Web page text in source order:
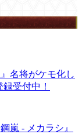
名将がケモ化し
受付中！
嵐 - メカラシ』